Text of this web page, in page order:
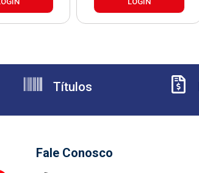
Títulos
Fale Conosco